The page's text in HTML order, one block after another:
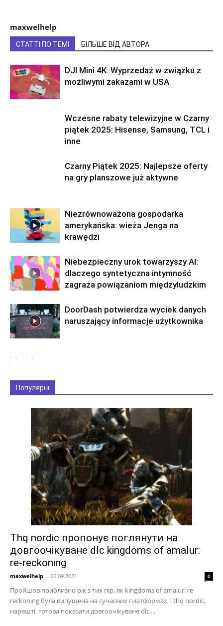
maxwelhelp
СТАТТІ ПО ТЕМІ БІЛЬШЕ ВІД АВТОРА
DJI Mini 4K: Wyprzedaż w związku z
możliwymi zakazami w USA
Wczesne rabaty telewizyjne w Czarny
piątek 2025: Hisense, Samsung, TCL i
inne
Czarny Piątek 2025: Najlepsze oferty
na gry planszowe już aktywne
Niezrównoważona gospodarka
amerykańska: wieża Jenga na
krawędzi
Niebezpieczny urok towarzyszy AI:
dlaczego syntetyczna intymność
zagraża powiązaniom międzyludzkim
DoorDash potwierdza wyciek danych
naruszający informacje użytkownika
Популярні
Thq nordic пропонує поглянути на
довгоочікуване dlc kingdoms of amalur:
re-reckoning
maxwelhelp - 06.09.2021 0
Пройшов приблизно рік з тих пір, як kingdoms of amalur: re-
reckoning була випущена на сучасних платформах, і thq nordic,
нарешті, готова показати довгоочікуване dlc....